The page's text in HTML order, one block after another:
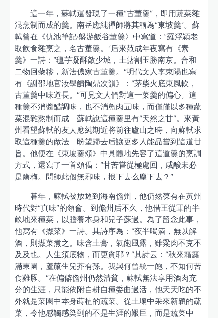
這一年，蘇軾還發現了一種“古董羹”，即用蔬菜雜
混烹制而成的羹。南岳應純禪師將其稱為“東坡羹”。蘇
軾曾在《仇池筆記·盤游飯谷董羹》中寫道：“羅浮穎老
取飲食雜烹之，名古董羹。”后來范成年夜寫有《素
羹》一詩：“氊芋凝酥敵少城，土藷割玉勝南京。合和
二物回藜糝，新法儂家古董羹。”明代文人李東陽也寫
有《謝邵地官汝學饋陶鼎次韻》：“茅柴火底東風軟，
古董羹中味道長。”可見文人們對這一菜羹的偏心。這
種羹不消醬醋調味，也不消魚肉五味，而僅僅以多種蔬
菜混雜熬制而成，蘇軾說這種羹里有“天然之甘”。來黃
州看望蘇軾的友人應純期近將前往廬山之時，向蘇軾求
取這種羹的做法，盼望歸去后讓更多人能品嘗到這道甘
旨。他便在《東坡羹頌》中具體地先容了這道羹的烹調
方式，還寫了一首頌偈：“甘苦嘗從極處回，咸酸未必
是鹽梅。問師此個無邪味，根下去么塵下去？”
暮年，蘇軾被放逐到海南儋州，他仍然葆有在黃州
時代對“真味”的領會。到儋州后不久，他借王從軍的半
畝地來種菜，以贍養本身和兒子蘇過。為了留念此事，
他寫有《擷菜》一詩。其詩序為：“夜半喝酒，無以解
酒，則擷菜煮之。味含土膏，氣飽風露，雖粱肉不克不
及及也。人生須底物，而更貪耶？”其詩云：“秋來霜露
滿東園，蘆菔生兒芥有孫。我與何曾統一飽，不知何苦
食雞豚。”在偏僻儋州仍然清貧，蘇軾無法享用酒肉充
分的生涯，只能依附自耕自種委曲過活，他天天吃的不
外就是菜園中本身蒔植的蔬菜。從土壤中采來新穎的蔬
菜，令他感觸感染到的不是生涯的艱巨，而是蔬菜中